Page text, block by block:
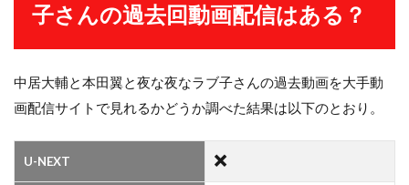
子さんの過去回動画配信はある？
中居大輔と本田翼と夜な夜なラブ子さんの過去動画を大手動
画配信サイトで見れるかどうか調べた結果は以下のとおり。
U-NEXT